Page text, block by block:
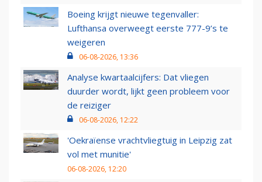
Boeing krijgt nieuwe tegenvaller:
Lufthansa overweegt eerste 777-9’s te
weigeren
06-08-2026, 13:36
Analyse kwartaalcijfers: Dat vliegen
duurder wordt, lijkt geen probleem voor
de reiziger
06-08-2026, 12:22
'Oekraïense vrachtvliegtuig in Leipzig zat
vol met munitie'
06-08-2026, 12:20